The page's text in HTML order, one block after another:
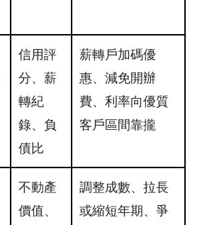
信用評
分、薪
轉紀
錄、負
債比
薪轉戶加碼優
惠、減免開辦
費、利率向優質
客戶區間靠攏
不動產
價值、
調整成數、拉長
或縮短年期、爭